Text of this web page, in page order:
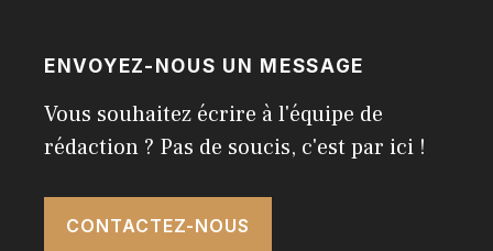
ENVOYEZ-NOUS UN MESSAGE
Vous souhaitez écrire à l'équipe de
rédaction ? Pas de soucis, c'est par ici !
CONTACTEZ-NOUS